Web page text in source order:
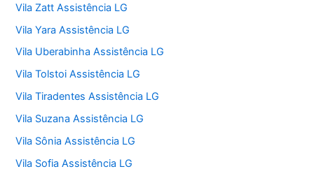
Vila Zatt Assistência LG
Vila Yara Assistência LG
Vila Uberabinha Assistência LG
Vila Tolstoi Assistência LG
Vila Tiradentes Assistência LG
Vila Suzana Assistência LG
Vila Sônia Assistência LG
Vila Sofia Assistência LG